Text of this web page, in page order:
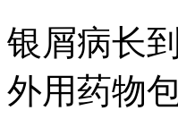
银屑病长
外用药物